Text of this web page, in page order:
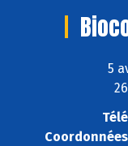
5
Coordonnées